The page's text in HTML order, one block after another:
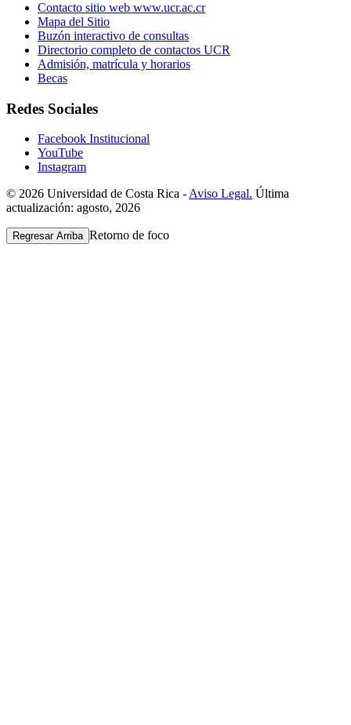
Contacto sitio web www.ucr.ac.cr
Mapa del Sitio
Buzón interactivo de consultas
Directorio completo de contactos UCR
Admisión, matrícula y horarios
Becas
Redes Sociales
Facebook Institucional
YouTube
Instagram
© 2026 Universidad de Costa Rica -Aviso Legal. Última
actualización: agosto, 2026
Regresar Arriba Retorno de foco